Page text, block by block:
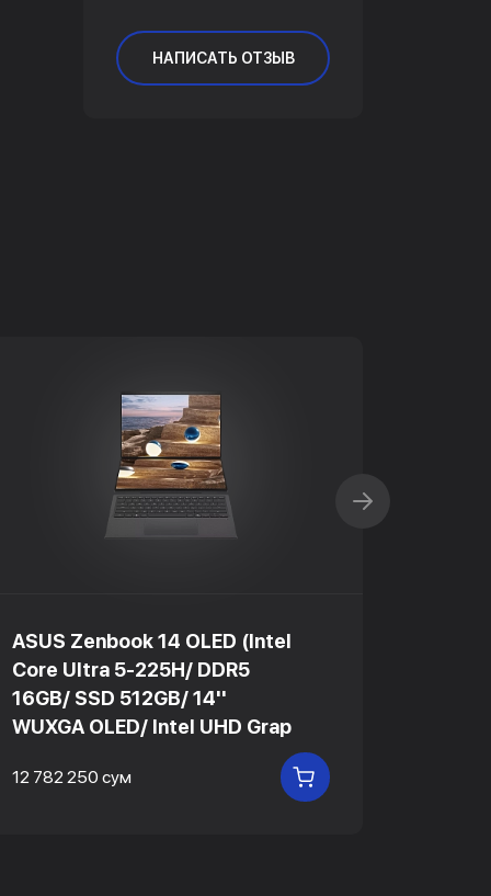
НАПИСАТЬ ОТЗЫВ
ASUS Zenbook 14 OLED (Intel
Core Ultra 5-225H/ DDR5
16GB/ SSD 512GB/ 14''
WUXGA OLED/ Intel UHD Grap
12 782 250 сум В КОРЗИНУ